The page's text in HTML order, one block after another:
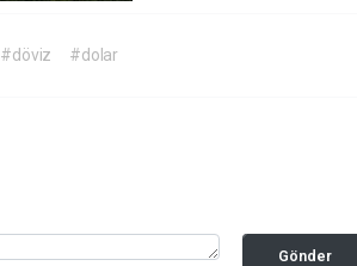
#döviz #dolar
Gönder